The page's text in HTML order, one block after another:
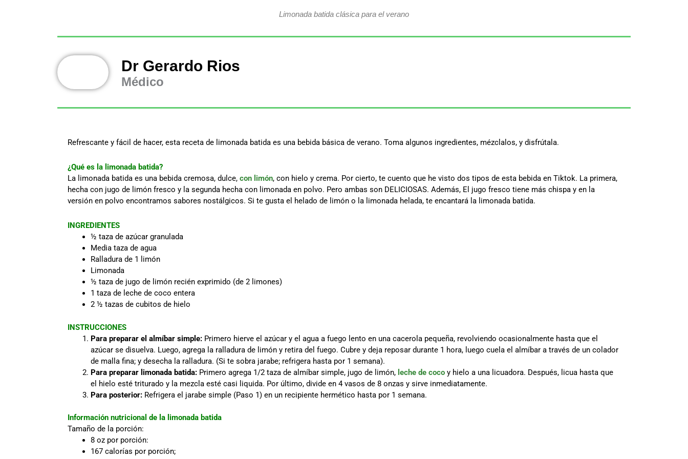
Limonada batida clásica para el verano
Dr Gerardo Rios
Médico
Refrescante y fácil de hacer, esta receta de limonada batida es una bebida básica de verano. Toma algunos ingredientes, mézclalos, y disfrútala.
¿Qué es la limonada batida?
La limonada batida es una bebida cremosa, dulce, con limón, con hielo y crema. Por cierto, te cuento que he visto dos tipos de esta bebida en Tiktok. La primera,
hecha con jugo de limón fresco y la segunda hecha con limonada en polvo. Pero ambas son DELICIOSAS. Además, El jugo fresco tiene más chispa y en la
versión en polvo encontramos sabores nostálgicos. Si te gusta el helado de limón o la limonada helada, te encantará la limonada batida.
INGREDIENTES
½ taza de azúcar granulada
Media taza de agua
Ralladura de 1 limón
Limonada
½ taza de jugo de limón recién exprimido (de 2 limones)
1 taza de leche de coco entera
2 ½ tazas de cubitos de hielo
INSTRUCCIONES
Para preparar el almíbar simple: Primero hierve el azúcar y el agua a fuego lento en una cacerola pequeña, revolviendo ocasionalmente hasta que el
azúcar se disuelva. Luego, agrega la ralladura de limón y retira del fuego. Cubre y deja reposar durante 1 hora, luego cuela el almíbar a través de un colador
de malla fina; y desecha la ralladura. (Si te sobra jarabe; refrigera hasta por 1 semana).
Para preparar limonada batida: Primero agrega 1/2 taza de almíbar simple, jugo de limón, leche de coco y hielo a una licuadora. Después, licua hasta que
el hielo esté triturado y la mezcla esté casi liquida. Por último, divide en 4 vasos de 8 onzas y sirve inmediatamente.
Para posterior: Refrigera el jarabe simple (Paso 1) en un recipiente hermético hasta por 1 semana.
Información nutricional de la limonada batida
Tamaño de la porción:
8 oz por porción:
167 calorías por porción;